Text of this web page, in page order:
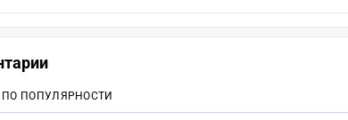
ПО ПОПУЛЯРНОСТИ